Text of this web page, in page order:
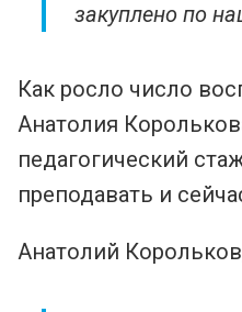
закуплено по
Как росло число
Анатолия
педагогический
преподавать и
Анатолий